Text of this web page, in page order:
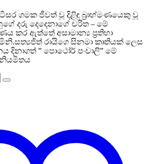
ගමක ජීවත් වූ දිළිඳු බ්‍රාහ්මණයෙකු වූ
දරු දෙදෙනාගේ චරිත – මේ
කර ඇත්තේ අසාමාන්‍ය ප්‍රතිභා
රායිගෙ සිනමා කෘතියක් ලෙස
දිනාගත් ” පොථෝර් පංචාලි” මේ